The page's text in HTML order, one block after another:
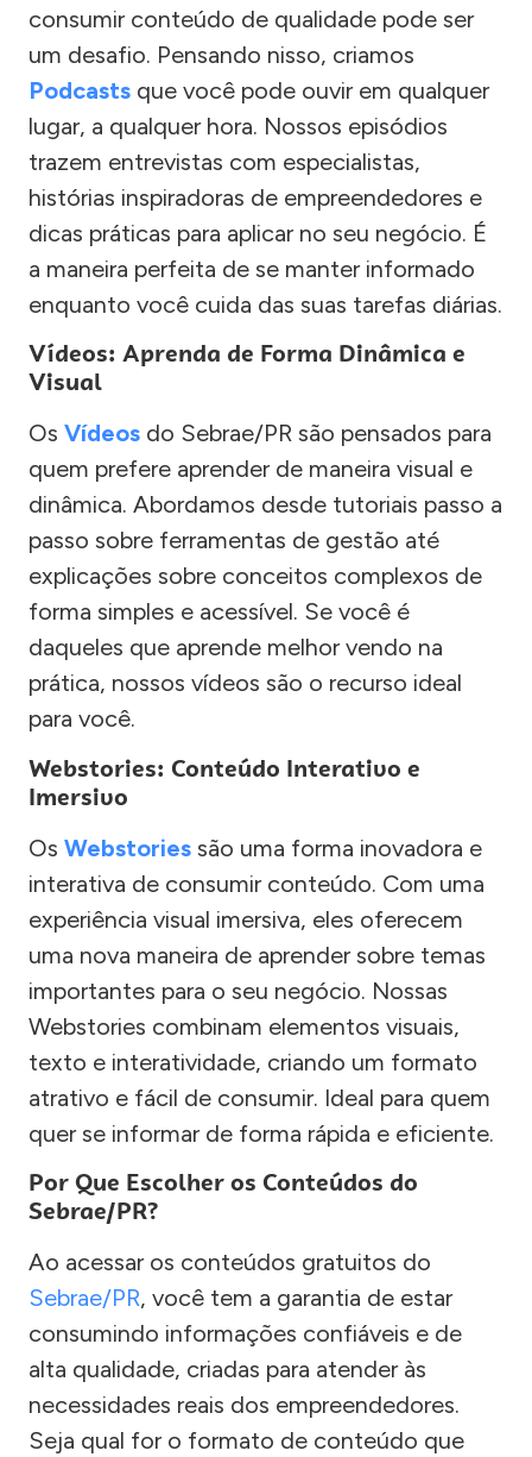
consumir conteúdo de qualidade pode ser
um desafio. Pensando nisso, criamos
Podcasts que você pode ouvir em qualquer
lugar, a qualquer hora. Nossos episódios
trazem entrevistas com especialistas,
histórias inspiradoras de empreendedores e
dicas práticas para aplicar no seu negócio. É
a maneira perfeita de se manter informado
enquanto você cuida das suas tarefas diárias.
Vídeos: Aprenda de Forma Dinâmica e
Visual
Os Vídeos do Sebrae/PR são pensados para
quem prefere aprender de maneira visual e
dinâmica. Abordamos desde tutoriais passo a
passo sobre ferramentas de gestão até
explicações sobre conceitos complexos de
forma simples e acessível. Se você é
daqueles que aprende melhor vendo na
prática, nossos vídeos são o recurso ideal
para você.
Webstories: Conteúdo Interativo e
Imersivo
Os Webstories são uma forma inovadora e
interativa de consumir conteúdo. Com uma
experiência visual imersiva, eles oferecem
uma nova maneira de aprender sobre temas
importantes para o seu negócio. Nossas
Webstories combinam elementos visuais,
texto e interatividade, criando um formato
atrativo e fácil de consumir. Ideal para quem
quer se informar de forma rápida e eficiente.
Por Que Escolher os Conteúdos do
Sebrae/PR?
Ao acessar os conteúdos gratuitos do
Sebrae/PR, você tem a garantia de estar
consumindo informações confiáveis e de
alta qualidade, criadas para atender às
necessidades reais dos empreendedores.
Seja qual for o formato de conteúdo que